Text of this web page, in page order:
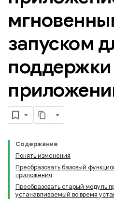
запуском
поддержки
Содержание
Понять изменения
Преобразовать базовый
приложения
Преобразовать старый модуль
устанавливаемый во время